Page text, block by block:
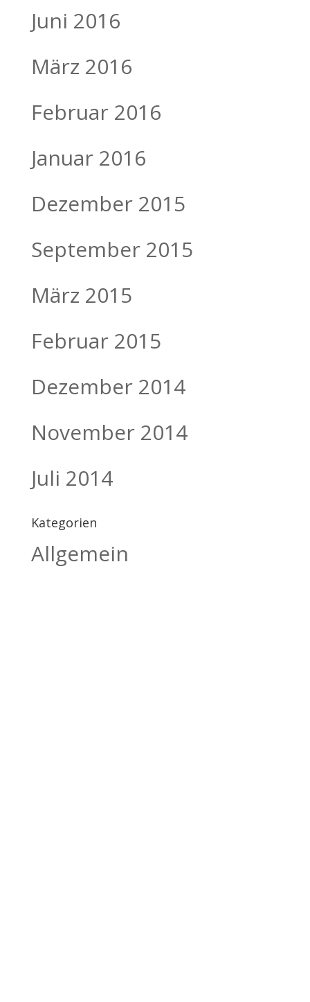
Juni 2016
März 2016
Februar 2016
Januar 2016
Dezember 2015
September 2015
März 2015
Februar 2015
Dezember 2014
November 2014
Juli 2014
Kategorien
Allgemein